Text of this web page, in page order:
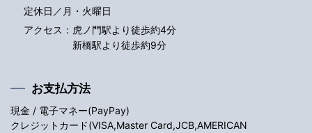
定休日／月・火曜日
アクセス： 虎ノ門駅より徒歩約4分
新橋駅より徒歩約9分
お支払方法
現金 / 電子マネー(PayPay)
クレジットカード(VISA,Master Card,JCB,AMERICAN